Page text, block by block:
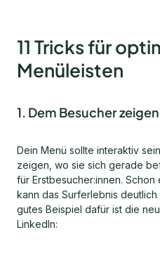
11 Tricks für
Menüleisten
1. Dem Besucher
Dein Menü sollte interaktiv
zeigen, wo sie sich gerade
für Erstbesucher:innen.
kann das Surferlebnis deutlich
gutes Beispiel dafür ist die
LinkedIn: